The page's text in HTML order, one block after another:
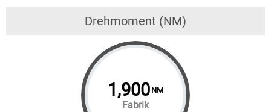
Drehmoment (NM)
1,900 NM
Fabrik